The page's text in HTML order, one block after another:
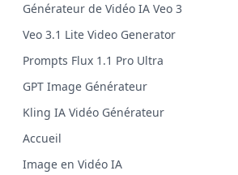
Générateur de Vidéo IA Veo 3
Veo 3.1 Lite Video Generator
Prompts Flux 1.1 Pro Ultra
GPT Image Générateur
Kling IA Vidéo Générateur
Accueil
Image en Vidéo IA